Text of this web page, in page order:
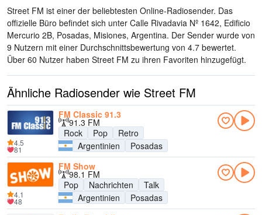
Street FM ist einer der beliebtesten Online-Radiosender. Das
offizielle Büro befindet sich unter Calle Rivadavia Nº 1642, Edificio
Mercurio 2B, Posadas, Misiones, Argentina. Der Sender wurde von
9 Nutzern mit einer Durchschnittsbewertung von 4.7 bewertet.
Über 60 Nutzer haben Street FM zu ihren Favoriten hinzugefügt.
Ähnliche Radiosender wie Street FM
FM Classic 91.3
91.3 FM
Rock
Pop
Retro
Argentinien
Posadas
4.5
81
FM Show
98.1 FM
Pop
Nachrichten
Talk
Argentinien
Posadas
4.1
48